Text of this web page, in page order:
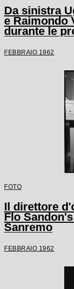
Da sinistra
e Raimondo
durante le
FEBBRAIO 1962
FOTO
Il direttore
Flo
Sanremo
FEBBRAIO 1962